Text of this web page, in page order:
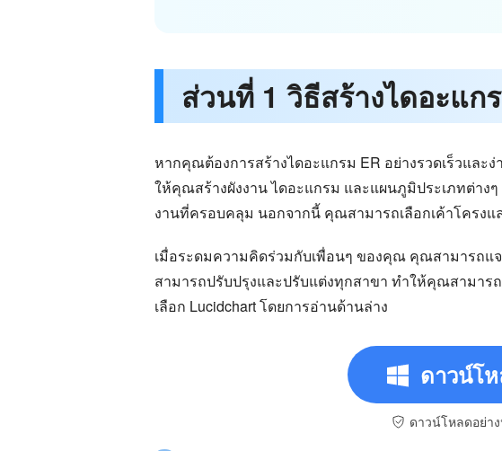
ส่วนที่ 1 วิธีสร้างไดอะแ
หากคุณต้องการสร้างไดอะแกรม ER อย่างรวดเร็วและ
ให้คุณสร้างผังงาน ไดอะแกรม และแผนภูมิประเภทต่าง
งานที่ครอบคลุม นอกจากนี้ คุณสามารถเลือกเค้าโครง
เมื่อระดมความคิดร่วมกับเพื่อนๆ ของคุณ คุณสามารถแ
สามารถปรับปรุงและปรับแต่งทุกสาขา ทำให้คุณสามาร
เลือก Lucidchart โดยการอ่านด้านล่าง
ดาวน์โ
ดาวน์โหลดอย่า